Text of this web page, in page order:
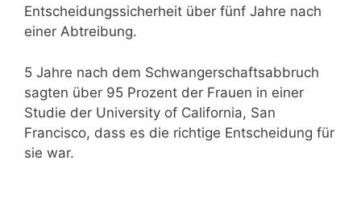
Entscheidungssicherheit über fünf Jahre nach
einer Abtreibung.
5 Jahre nach dem Schwangerschaftsabbruch
sagten über 95 Prozent der Frauen in einer
Studie der University of California, San
Francisco, dass es die richtige Entscheidung für
sie war.